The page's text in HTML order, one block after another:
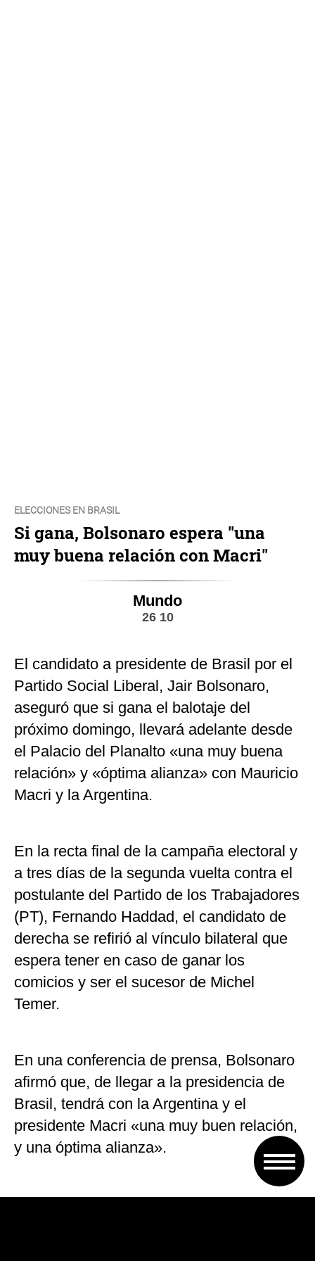
ELECCIONES EN BRASIL
Si gana, Bolsonaro espera "una
muy buena relación con Macri"
Mundo
26 10
El candidato a presidente de Brasil por el
Partido Social Liberal, Jair Bolsonaro,
aseguró que si gana el balotaje del
próximo domingo, llevará adelante desde
el Palacio del Planalto «una muy buena
relación» y «óptima alianza» con Mauricio
Macri y la Argentina.
En la recta final de la campaña electoral y
a tres días de la segunda vuelta contra el
postulante del Partido de los Trabajadores
(PT), Fernando Haddad, el candidato de
derecha se refirió al vínculo bilateral que
espera tener en caso de ganar los
comicios y ser el sucesor de Michel
Temer.
En una conferencia de prensa, Bolsonaro
afirmó que, de llegar a la presidencia de
Brasil, tendrá con la Argentina y el
presidente Macri «una muy buen relación,
y una óptima alianza».